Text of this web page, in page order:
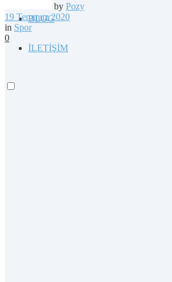
BLOG
İLETİŞİM
by Pozy
19 Temmuz 2020
in Spor
0